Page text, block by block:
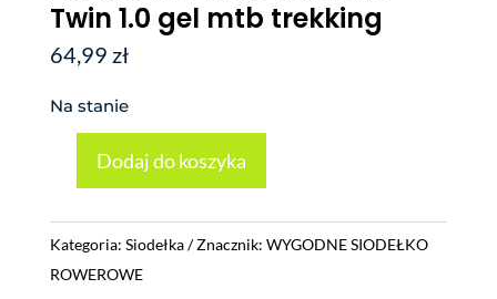
Twin 1.0 gel mtb trekking
64,99 zł
Na stanie
super
SIODEŁKO
Dodaj do koszyka
Kategoria: Siodełka Znacznik: WYGODNE SIODEŁKO
ROWEROWE